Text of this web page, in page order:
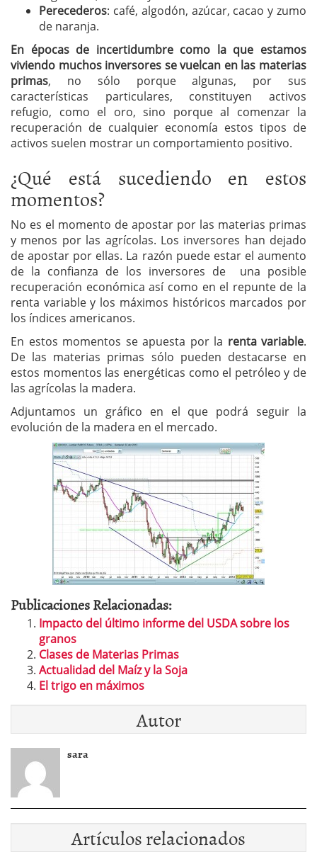
Perecederos: café, algodón, azúcar, cacao y zumo
de naranja.
En épocas de incertidumbre como la que estamos
viviendo muchos inversores se vuelcan en las materias
primas, no sólo porque algunas, por sus
características particulares, constituyen activos
refugio, como el oro, sino porque al comenzar la
recuperación de cualquier economía estos tipos de
activos suelen mostrar un comportamiento positivo.
¿Qué está sucediendo en estos
momentos?
No es el momento de apostar por las materias primas
y menos por las agrícolas. Los inversores han dejado
de apostar por ellas. La razón puede estar el aumento
de la confianza de los inversores de una posible
recuperación económica así como en el repunte de la
renta variable y los máximos históricos marcados por
los índices americanos.
En estos momentos se apuesta por la renta variable.
De las materias primas sólo pueden destacarse en
estos momentos las energéticas como el petróleo y de
las agrícolas la madera.
Adjuntamos un gráfico en el que podrá seguir la
evolución de la madera en el mercado.
Publicaciones Relacionadas:
Impacto del último informe del USDA sobre los
granos
Clases de Materias Primas
Actualidad del Maíz y la Soja
El trigo en máximos
Autor
sara
Artículos relacionados